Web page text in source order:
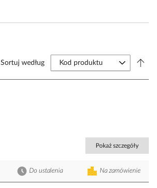
Sortuj według
Pokaż szczegóły
Na zamówienie
Do ustalenia